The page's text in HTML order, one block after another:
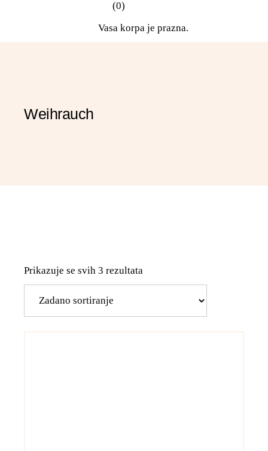
(0)
Weihrauch
Prikazuje se svih 3 rezultata